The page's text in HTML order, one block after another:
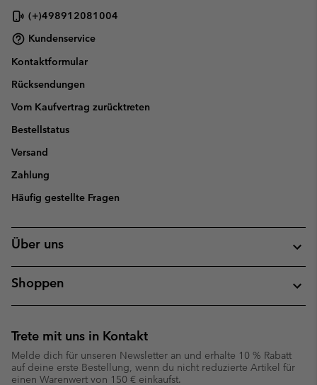
(+)498912081004
Kundenservice
Kontaktformular
Rücksendungen
Vom Kaufvertrag zurücktreten
Bestellstatus
Versand
Zahlung
Häufig gestellte Fragen
Über uns
Shoppen
Trete mit uns in Kontakt
Melde dich für unseren Newsletter an und erhalte 10 % Rabatt
auf deine erste Bestellung, wenn du nicht reduzierte Artikel für
einen Warenwert von 150 € einkaufst.